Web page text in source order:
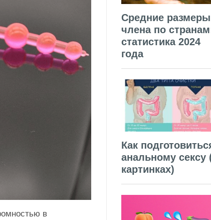
в
Средние размеры
члена по
статистика 2024
года
Как
анальному сексу
картинках)